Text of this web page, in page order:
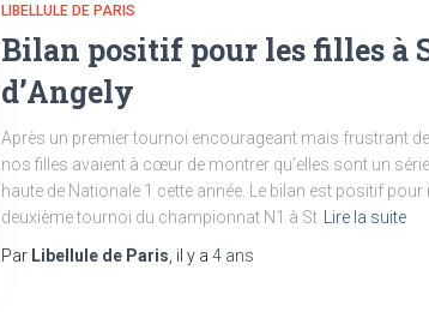
LIBELLULE DE PARIS
Bilan positif pour les filles à
d’Angely
Après un premier tournoi encourageant mais frustrant
nos filles avaient à cœur de montrer qu’elles sont un
haute de Nationale 1 cette année. Le bilan est positif
deuxième tournoi du championnat N1 à St
Lire la suite
Par Libellule de Paris , il y a 4 ans